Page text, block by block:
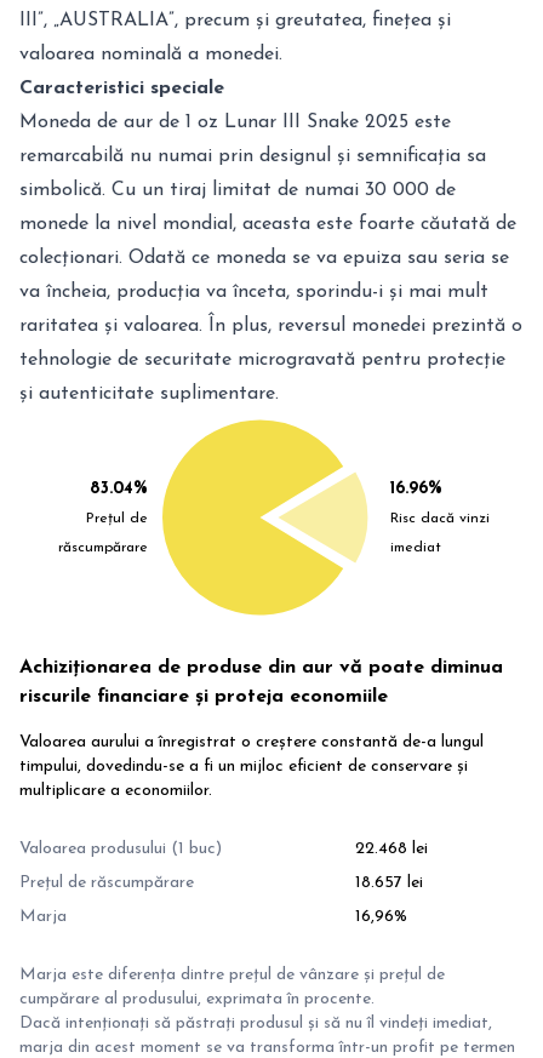
III”, „AUSTRALIA”, precum și greutatea, finețea și
valoarea nominală a monedei.
Caracteristici speciale
Moneda de aur de 1 oz Lunar III Snake 2025 este
remarcabilă nu numai prin designul și semnificația sa
simbolică. Cu un tiraj limitat de numai 30 000 de
monede la nivel mondial, aceasta este foarte căutată de
colecționari. Odată ce moneda se va epuiza sau seria se
va încheia, producția va înceta, sporindu-i și mai mult
raritatea și valoarea. În plus, reversul monedei prezintă o
tehnologie de securitate microgravată pentru protecție
și autenticitate suplimentare.
83.04%
Prețul de
răscumpărare
16.96%
Risc dacă vinzi
imediat
Achiziționarea de produse din aur vă poate diminua
riscurile financiare și proteja economiile
Valoarea aurului a înregistrat o creștere constantă de-a lungul
timpului, dovedindu-se a fi un mijloc eficient de conservare și
multiplicare a economiilor.
Valoarea produsului (1 buc)
22.468 lei
Prețul de răscumpărare
18.657 lei
Marja
16,96%
Marja este diferența dintre prețul de vânzare și prețul de
cumpărare al produsului, exprimata în procente.
Dacă intenționați să păstrați produsul și să nu îl vindeți imediat,
marja din acest moment se va transforma într-un profit pe termen